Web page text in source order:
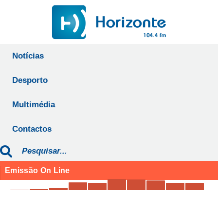
Notícias
Desporto
Multimédia
Contactos
Emissão On Line